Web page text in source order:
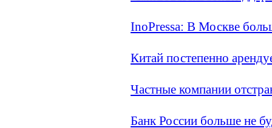
InoPressa: В Москве
Китай постепенно
Частные компании
Банк России больше не